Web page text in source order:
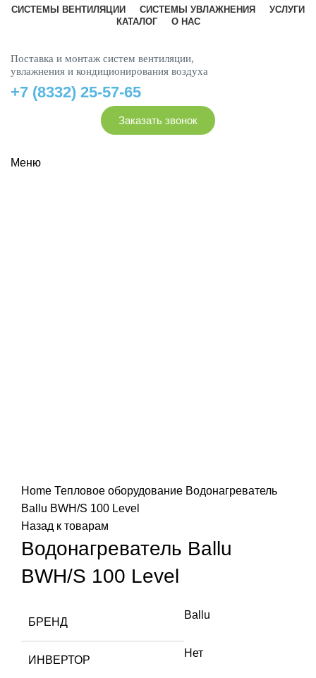
СИСТЕМЫ ВЕНТИЛЯЦИИ СИСТЕМЫ УВЛАЖНЕНИЯ
УСЛУГИ
КАТАЛОГ
О НАС
Поставка и монтаж систем вентиляции,
увлажнения и кондиционирования воздуха
+7 (8332) 25-57-65
Заказать звонок
Меню
Home Тепловое оборудование Водонагреватель
Ballu BWH/S 100 Level
Назад к товарам
Водонагреватель Ballu
BWH/S 100 Level
БРЕНД
Ballu
ИНВЕРТОР
Нет